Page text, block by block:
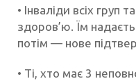
• Інваліди всіх груп
здоров’ю. Їм
потім — нове
• Ті, хто має 3